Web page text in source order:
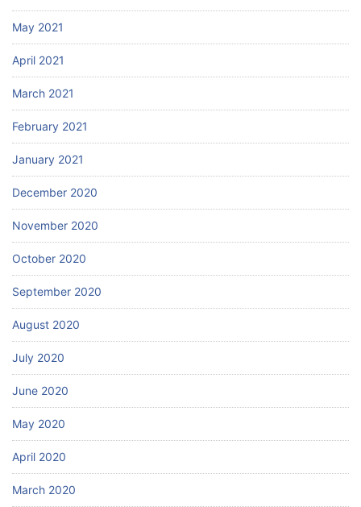
May 2021
April 2021
March 2021
February 2021
January 2021
December 2020
November 2020
October 2020
September 2020
August 2020
July 2020
June 2020
May 2020
April 2020
March 2020